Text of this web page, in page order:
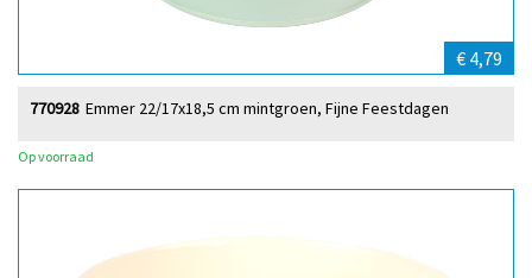
€ 4,79
Emmer 22/17x18,5 cm mintgroen, Fijne Feestdagen
770928
Op voorraad